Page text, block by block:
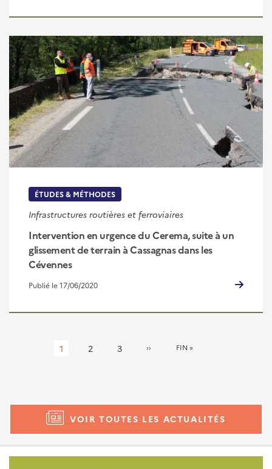
ÉTUDES & MÉTHODES
Infrastructures routières et ferroviaires
Intervention en urgence du Cerema, suite à un
glissement de terrain à Cassagnas dans les
Cévennes
Publié le 17/06/2020
Page
1 Page
2 Page
3
PAGE
››
DERNIÈRE
FIN »
VOIR TOUTES LES ACTUALITÉS
Pied